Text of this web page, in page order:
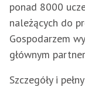
ponad 8000
należących do
Gospodarzem
głównym
Szczegóły i